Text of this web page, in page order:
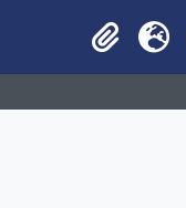
Clipboard
Idioma